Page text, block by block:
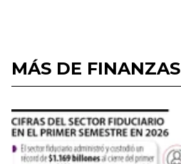
MÁS DE FINANZAS